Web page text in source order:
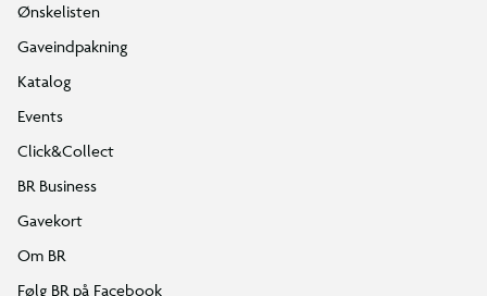
Ønskelisten
Gaveindpakning
Katalog
Events
Click&Collect
BR Business
Gavekort
Om BR
Følg BR på Facebook